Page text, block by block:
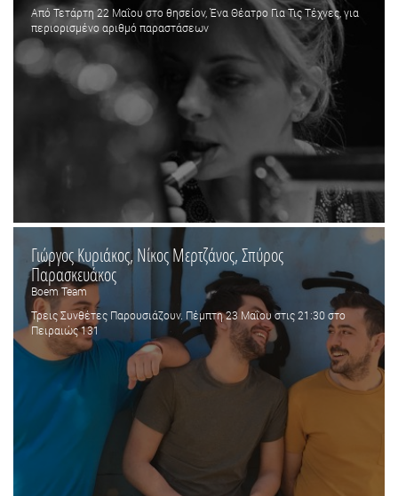
Από Τετάρτη 22 Μαΐου στο θησείον, Ένα Θέατρο Για Τις Τέχνες, για
περιορισμένο αριθμό παραστάσεων
Γιώργος Κυριάκος, Νίκος Μερτζάνος, Σπύρος
Παρασκευάκος
Boem Team
Τρεις Συνθέτες Παρουσιάζουν. Πέμπτη 23 Μαΐου στις 21:30 στο
Πειραιώς 131